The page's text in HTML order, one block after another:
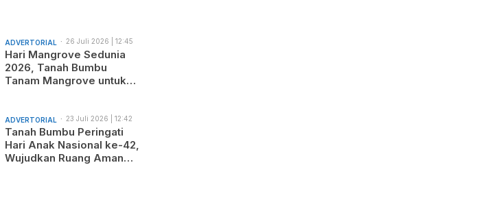
ADVERTORIAL
26 Juli 2026 | 12:45
am
Hari Mangrove Sedunia
2026, Tanah Bumbu
Tanam Mangrove untuk
ADVERTORIAL
23 Juli 2026 | 12:42
am
Tanah Bumbu Peringati
Hari Anak Nasional ke-42,
Wujudkan Ruang Aman